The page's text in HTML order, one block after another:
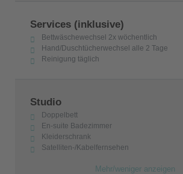
Services (inklusive)
Bettwäschewechsel 2x wöchentlich
Hand/Duschtücherwechsel alle 2 Tage
Reinigung täglich
Studio
Doppelbett
En-suite Badezimmer
Kleiderschrank
Satelliten-/Kabelfernsehen
Mehr/weniger anzeigen